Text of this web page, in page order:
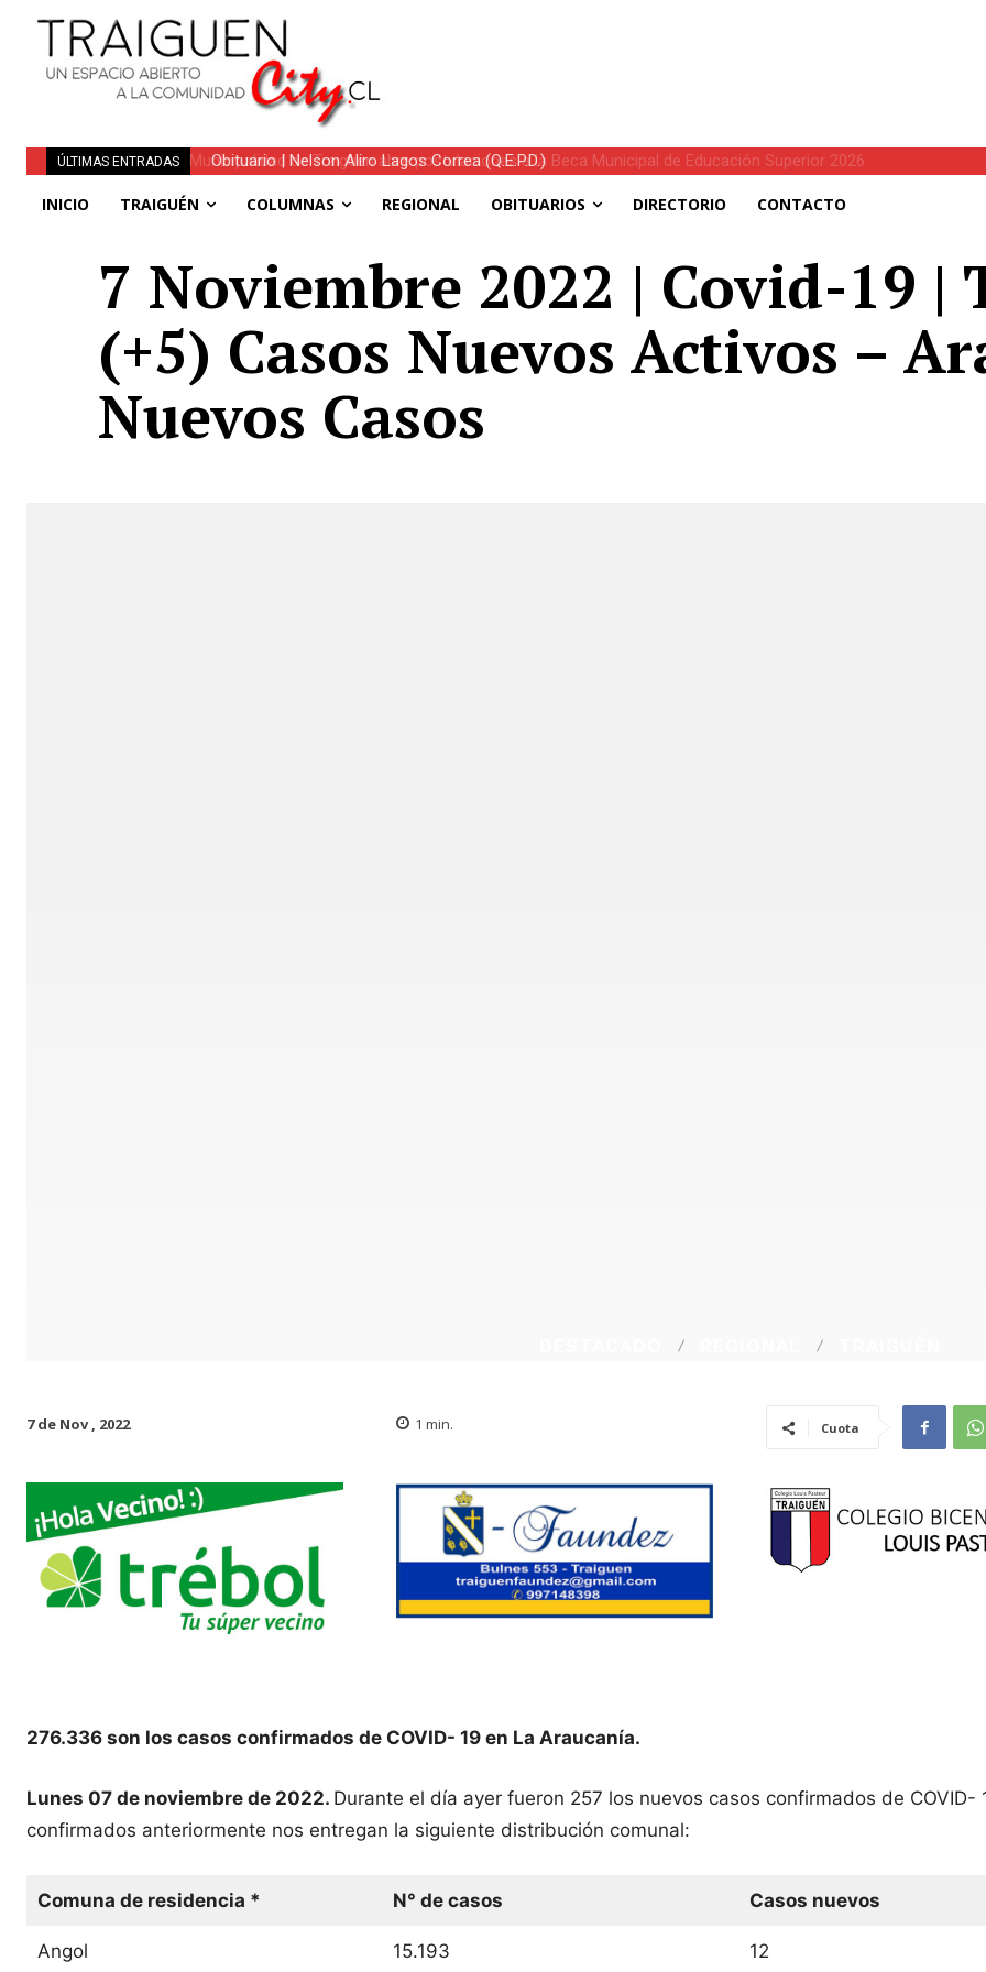
ÚLTIMAS ENTRADAS Obituario | Nelson Aliro Lagos Correa (Q.E.P.D.)
INICIO TRAIGUÉN COLUMNAS REGIONAL OBITUARIOS DIRECTORIO CONTACTO
7 Noviembre 2022 | Covid-19 |
(+5) Casos Nuevos Activos –
Nuevos Casos
7 de Nov , 2022 1 min. Cuota
276.336 son los casos confirmados de COVID- 19 en La Araucanía.
Lunes 07 de noviembre de 2022. Durante el día ayer fueron 257 los nuevos casos confirmados de
confirmados anteriormente nos entregan la siguiente distribución comunal:
Comuna de residencia * N° de casos Casos nuevos
Angol 15.193 12